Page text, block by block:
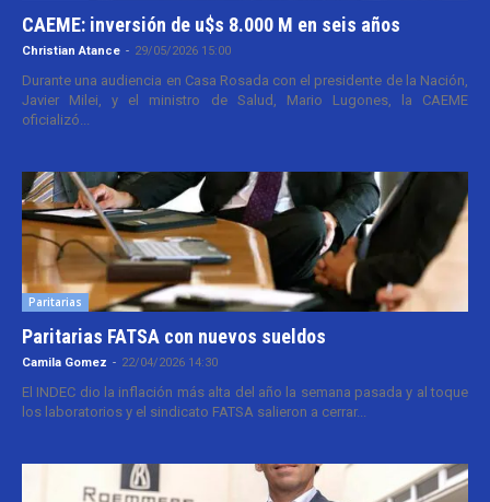
CAEME: inversión de u$s 8.000 M en seis años
Christian Atance - 29/05/2026 15:00
Durante una audiencia en Casa Rosada con el presidente de la Nación,
Javier Milei, y el ministro de Salud, Mario Lugones, la CAEME
oficializó...
Paritarias
Paritarias FATSA con nuevos sueldos
Camila Gomez - 22/04/2026 14:30
El INDEC dio la inflación más alta del año la semana pasada y al toque
los laboratorios y el sindicato FATSA salieron a cerrar...